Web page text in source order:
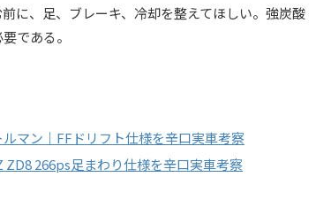
に、足、ブレーキ、冷却を整えてほしい。強炭酸
である。
マン｜FFドリフト仕様を辛口実車考察
ZD8 266ps足まわり仕様を辛口実車考察